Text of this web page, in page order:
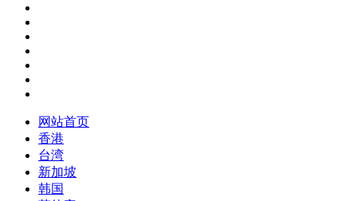
网站首页
香港
台湾
新加坡
韩国